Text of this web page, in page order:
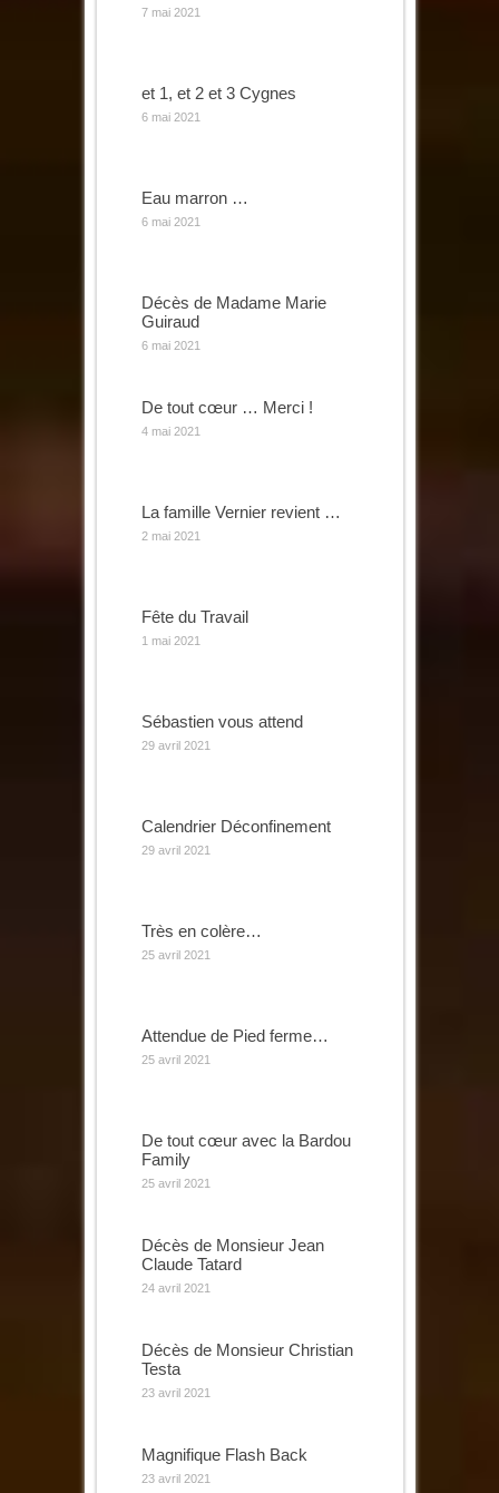
7 mai 2021
et 1, et 2 et 3 Cygnes
6 mai 2021
Eau marron …
6 mai 2021
Décès de Madame Marie
Guiraud
6 mai 2021
De tout cœur … Merci !
4 mai 2021
La famille Vernier revient …
2 mai 2021
Fête du Travail
1 mai 2021
Sébastien vous attend
29 avril 2021
Calendrier Déconfinement
29 avril 2021
Très en colère…
25 avril 2021
Attendue de Pied ferme…
25 avril 2021
De tout cœur avec la Bardou
Family
25 avril 2021
Décès de Monsieur Jean
Claude Tatard
24 avril 2021
Décès de Monsieur Christian
Testa
23 avril 2021
Magnifique Flash Back
23 avril 2021